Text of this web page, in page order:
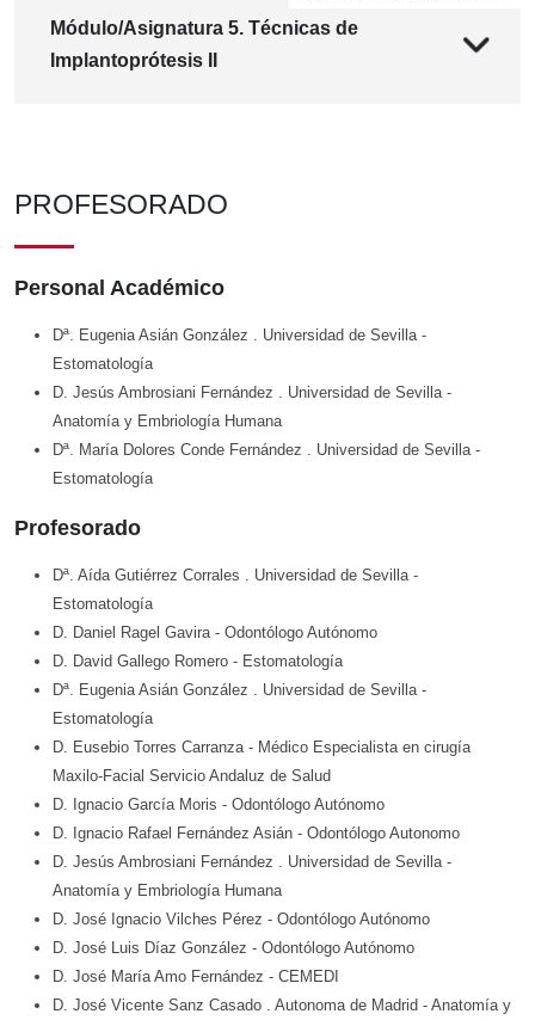
Módulo/Asignatura 5. Técnicas de
Implantoprótesis II
PROFESORADO
Personal Académico
Dª. Eugenia Asián González . Universidad de Sevilla -
Estomatología
D. Jesús Ambrosiani Fernández
. Universidad de Sevilla -
Anatomía y Embriología Humana
Dª. María Dolores Conde Fernández
. Universidad de Sevilla -
Estomatología
Profesorado
Dª. Aída Gutiérrez Corrales . Universidad de Sevilla -
Estomatología
D. Daniel Ragel Gavira - Odontólogo Autónomo
D. David Gallego Romero - Estomatología
Dª. Eugenia Asián González
. Universidad de Sevilla -
Estomatología
D. Eusebio Torres Carranza - Médico Especialista en cirugía
Maxilo-Facial Servicio Andaluz de Salud
D. Ignacio García Moris - Odontólogo Autónomo
D. Ignacio Rafael Fernández Asián - Odontólogo Autonomo
D. Jesús Ambrosiani Fernández
. Universidad de Sevilla -
Anatomía y Embriología Humana
D. José Ignacio Vilches Pérez - Odontólogo Autónomo
D. José Luis Díaz González - Odontólogo Autónomo
D. José María Amo Fernández - CEMEDI
D. José Vicente Sanz Casado
. Autonoma de Madrid - Anatomía y